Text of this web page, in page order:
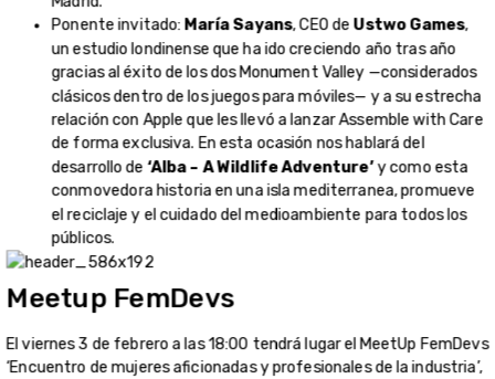
Ponente invitado: María Sayans, CEO de Ustwo Games,
un estudio londinense que ha ido creciendo año tras año
gracias al éxito de los dos Monument Valley —considerados
clásicos dentro de los juegos para móviles— y a su estrecha
relación con Apple que les llevó a lanzar Assemble with Care
de forma exclusiva. En esta ocasión nos hablará del
desarrollo de‘Alba – A Wildlife Adventure’y como esta
conmovedora historia en una isla mediterranea, promueve
el reciclaje y el cuidado del medioambiente para todos los
públicos.
Meetup FemDevs
El viernes 3 de febrero a las 18:00 tendrá lugar el MeetUp FemDevs
‘Encuentro de mujeres aficionadas y profesionales de la industria’,